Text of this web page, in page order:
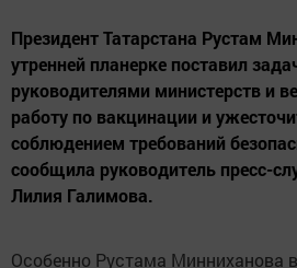
Президент Татарстана Рустам
утренней планерке поставил
руководителями министерств и
работу по вакцинации и
соблюдением требований
сообщила руководитель пресс-
Лилия Галимова.
Особенно Рустама Минниханова